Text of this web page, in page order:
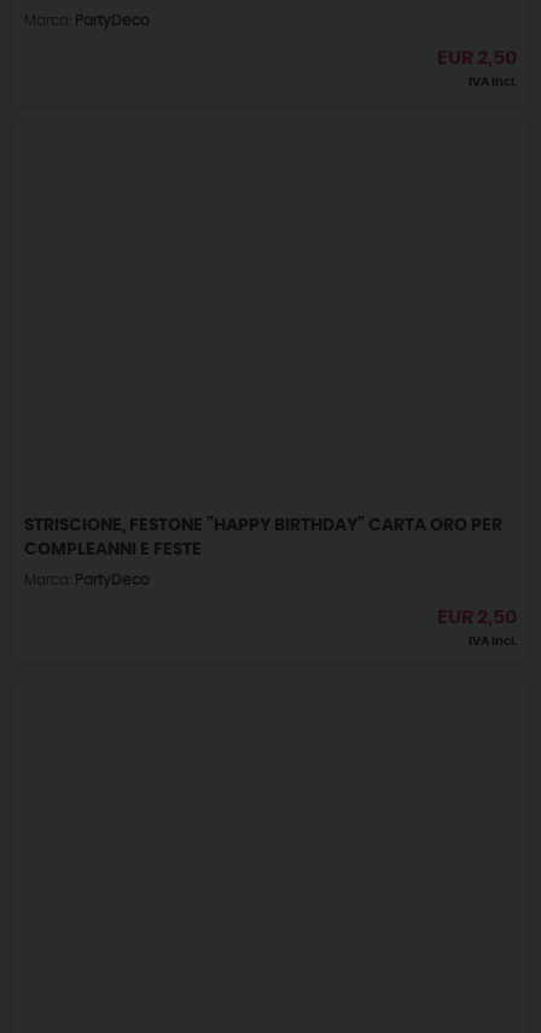
Marca: PartyDeco
EUR 2,50
IVA incl.
STRISCIONE, FESTONE ”HAPPY BIRTHDAY” CARTA ORO PER
COMPLEANNI E FESTE
Marca: PartyDeco
EUR 2,50
IVA incl.